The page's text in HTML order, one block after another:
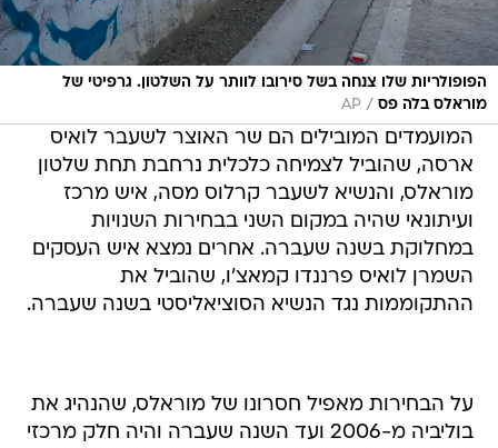
הפופולריות שלו צנחה בשל סירובו לוותר על השלטון. גרפיטי של
מוראלס בלה פס /
AP
המועמדים המובילים הם שר האוצר לשעבר לואיס
ארסה, שהוביל לצמיחה כלכלית נרחבת תחת שלטון
מוראלס, והנשיא לשעבר קרלוס מסה, איש מרכז
ועיתונאי שהיה במקום השני בבחירות השנויות
במחלוקת בשנה שעברה. אחרים נמצא איש העסקים
השמרן לואיס פרננדו קמאצ'ו, שהוביל את
ההתקוממות נגד הנשיא הסוציאליסטי בשנה שעברה.
על הבחירות מאפיל חסרונו של מוראלס, שהנהיג את
בוליביה מ-2006 ועד השנה שעברה והיה חלק מרכזי